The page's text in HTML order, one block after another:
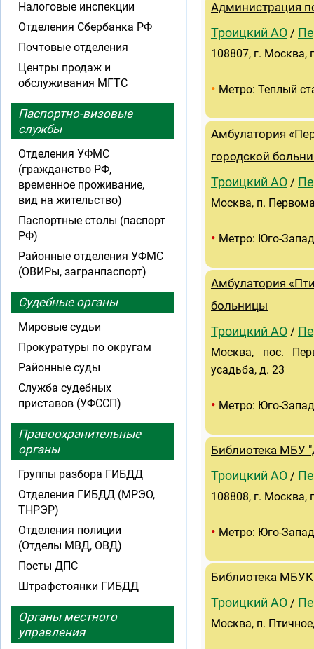
Администрация
Троицкий АО /
108807, г. Москва,
• Метро: Теплый
Амбулатория
городской
Троицкий АО /
Москва, п.
• Метро: Юго-
Амбулатория
больницы
Троицкий АО /
Москва, пос.
усадьба, д. 23
• Метро: Юго-
Библиотека МБУ
Троицкий АО /
108808, г. Москва,
• Метро: Юго-
Библиотека
Троицкий АО /
Москва, п.
Налоговые инспекции
Отделения Сбербанка РФ
Почтовые отделения
Центры продаж и
обслуживания МГТС
Паспортно-визовые
службы
Отделения УФМС
(гражданство РФ,
временное проживание,
вид на жительство)
Паспортные столы (паспорт
РФ)
Районные отделения УФМС
(ОВИРы, загранпаспорт)
Судебные органы
Мировые судьи
Прокуратуры по округам
Районные суды
Служба судебных
приставов (УФССП)
Правоохранительные
органы
Группы разбора ГИБДД
Отделения ГИБДД (МРЭО,
ТНРЭР)
Отделения полиции
(Отделы МВД, ОВД)
Посты ДПС
Штрафстоянки ГИБДД
Органы местного
управления